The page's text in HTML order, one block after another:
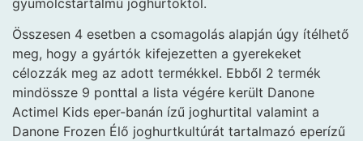
Összesen 4 esetben a csomagolás alapján úgy ítélhető
meg, hogy a gyártók kifejezetten a gyerekeket
célozzák meg az adott termékkel. Ebből 2 termék
mindössze 9 ponttal a lista végére került Danone
Actimel Kids eper-banán ízű joghurtital valamint a
Danone Frozen Élő joghurtkultúrát tartalmazó eperízű